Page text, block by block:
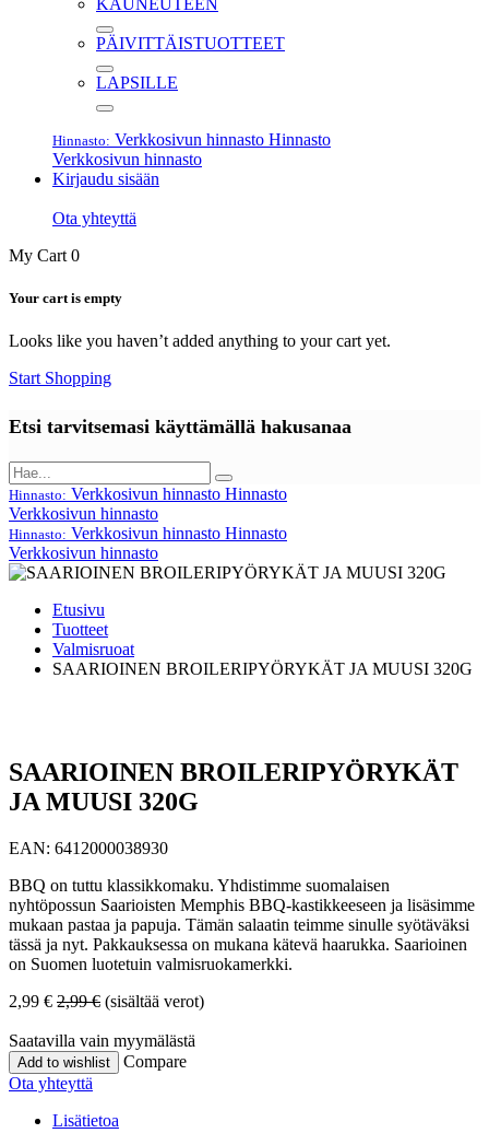
KAUNEUTEEN
PÄIVITTÄISTUOTTEET
LAPSILLE
Hinnasto: Verkkosivun hinnasto Hinnasto
Verkkosivun hinnasto
Kirjaudu sisään
Ota yhteyttä
My Cart 0
Your cart is empty
Looks like you haven’t added anything to your cart yet.
Start Shopping
Etsi tarvitsemasi käyttämällä hakusanaa
Hinnasto: Verkkosivun hinnasto Hinnasto
Verkkosivun hinnasto
Hinnasto: Verkkosivun hinnasto Hinnasto
Verkkosivun hinnasto
Etusivu
Tuotteet
Valmisruoat
SAARIOINEN BROILERIPYÖRYKÄT JA MUUSI 320G
SAARIOINEN BROILERIPYÖRYKÄT
JA MUUSI 320G
EAN: 6412000038930
BBQ on tuttu klassikkomaku. Yhdistimme suomalaisen
nyhtöpossun Saarioisten Memphis BBQ-kastikkeeseen ja lisäsimme
mukaan pastaa ja papuja. Tämän salaatin teimme sinulle syötäväksi
tässä ja nyt. Pakkauksessa on mukana kätevä haarukka. Saarioinen
on Suomen luotetuin valmisruokamerkki.
2,99 € 2,99€ (sisältää verot)
Saatavilla vain myymälästä
Add to wishlist
Compare
Ota yhteyttä
Lisätietoa